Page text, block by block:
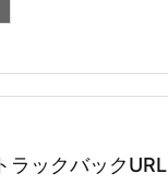
ラックバックURL